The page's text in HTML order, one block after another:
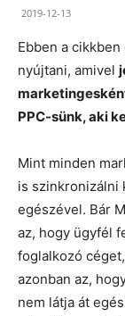
2019-12-13
Ebben a
nyújtani, amivel
PPC-sünk, aki
Mint minden
is szinkronizálni
egészével. Bár
az, hogy ügyfél
foglalkozó
azonban az,
nem látja át